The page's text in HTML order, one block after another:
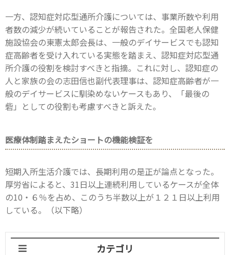
一方、認知症対応型通所介護については、事業所数や利用
者数の減少が続いていることが報告された。全国老人保健
施設協会の東憲太郎会長は、一般のデイサービスでも認知
症高齢者を受け入れている実態を踏まえ、認知症対応型通
所介護の役割を検討すべきと指摘。これに対し、認知症の
人と家族の会の志田信也副代表理事は、認知症高齢者が一
般のデイサービスに馴染めないケースもあり、「最後の
砦」としての役割も考慮すべきと訴えた。
医療体制踏まえたショートの機能検証を
短期入所生活介護では、長期利用の是正が論点となった。
厚労省によると、31日以上連続利用しているケースが全体
の10・６％を占め、このうち半数以上が１２１日以上利用
している。（以下略）
カテゴリ